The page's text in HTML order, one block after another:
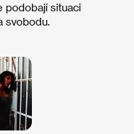
podobají situaci
svobodu.